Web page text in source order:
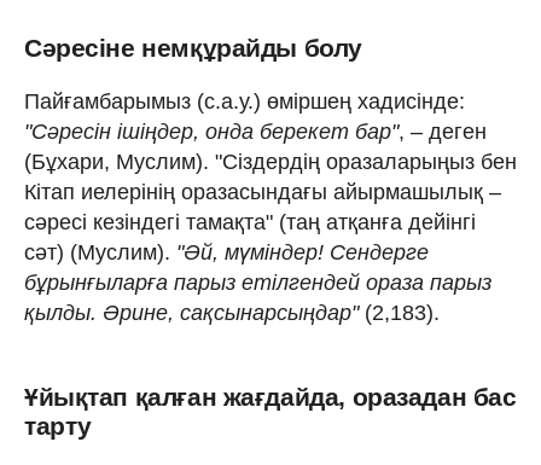
Сәресіне немқұрайды болу
Пайғамбарымыз (с.а.у.) өміршең хадисінде:
"Сәресін ішіңдер, онда берекет бар", – деген
(Бұхари, Муслим). "Сіздердің оразаларыңыз бен
Кітап иелерінің оразасындағы айырмашылық –
сәресі кезіндегі тамақта" (таң атқанға дейінгі
сәт) (Муслим). "Әй, мүміндер! Сендерге
бұрынғыларға парыз етілгендей ораза парыз
қылды. Әрине, сақсынарсыңдар"(2,183).
Ұйықтап қалған жағдайда, оразадан бас
тарту